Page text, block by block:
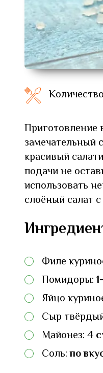
Приготовление
замечательный
красивый
подачи не
использовать
слоёный салат
Филе
Помидоры:
Яйцо
Сыр
Майонез:4
Соль:по